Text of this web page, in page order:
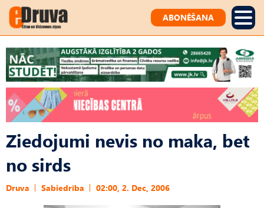
ABONĒŠANA
Ziedojumi nevis no maka, bet
no sirds
Druva Sabiedrība 02:00, 2. Dec, 2006